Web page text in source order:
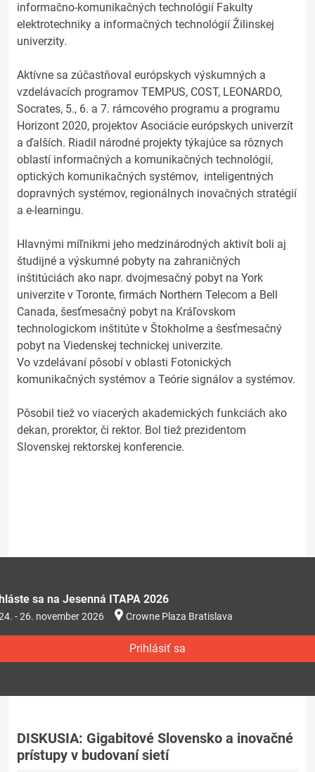
informačno-komunikačných technológií Fakulty
elektrotechniky a informačných technológií Žilinskej
univerzity.
Aktívne sa zúčastňoval európskych výskumných a
vzdelávacích programov TEMPUS, COST, LEONARDO,
Socrates, 5., 6. a 7. rámcového programu a programu
Horizont 2020, projektov Asociácie európskych univerzít
a ďalších. Riadil národné projekty týkajúce sa rôznych
oblastí informačných a komunikačných technológií,
optických komunikačných systémov, inteligentných
dopravných systémov, regionálnych inovačných stratégií
a e-learningu.
Hlavnými míľnikmi jeho medzinárodných aktivít boli aj
študijné a výskumné pobyty na zahraničných
inštitúciách ako napr. dvojmesačný pobyt na York
univerzite v Toronte, firmách Northern Telecom a Bell
Canada, šesťmesačný pobyt na Kráľovskom
technologickom inštitúte v Štokholme a šesťmesačný
pobyt na Viedenskej technickej univerzite.
Vo vzdelávaní pôsobí v oblasti Fotonických
komunikačných systémov a Teórie signálov a systémov.
Pôsobil tiež vo viacerých akademických funkciách ako
dekan, prorektor, či rektor. Bol tiež prezidentom
Slovenskej rektorskej konferencie.
sa na Jesenná ITAPA 2026
- 26. november 2026 Crowne Plaza Bratislava
Prihlásiť sa
DISKUSIA: Gigabitové Slovensko a inovačné
prístupy v budovaní sietí